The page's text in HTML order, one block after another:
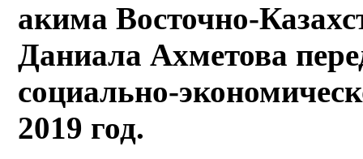
акима Восточно-
Даниала Ахметова
социально-
2019 год.